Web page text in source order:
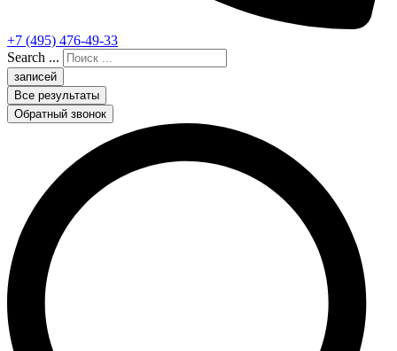
+7 (495) 476-49-33
Search ...
записей
Все результаты
Обратный звонок